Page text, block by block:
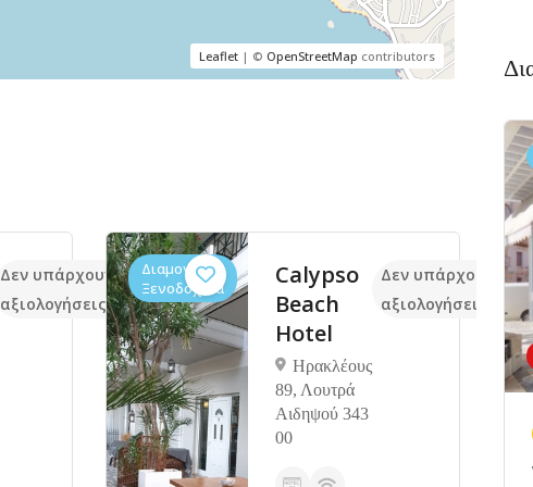
Leaflet| © OpenStreetMap contributors
Δεν υπάρχουν ακόμα
αξιολογήσεις
Διαμονή,
Ξενοδοχεία
Calypso
Beach
Hotel
Ηρακλέους
89, Λουτρά
Αιδηψού 343
00
Δεν υπάρχουν
αξιολογήσεις